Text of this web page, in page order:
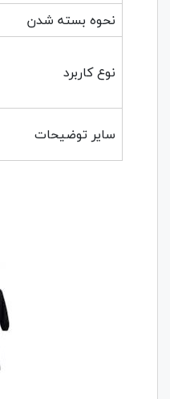
نحوه بسته شدن
نوع کاربرد
سایر توضیحات